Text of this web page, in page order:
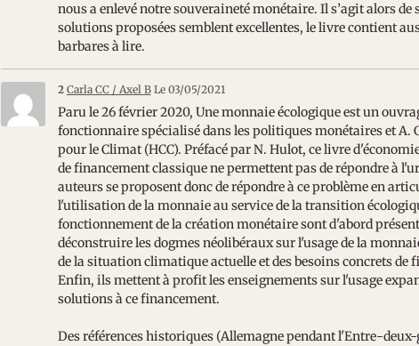
nous a enlevé notre souveraineté monétaire. Il s’agit alors de
solutions proposées semblent excellentes, le livre contient
barbares à lire.
2 Carla CC / Axel B Le 03/05/2021
Paru le 26 février 2020, Une monnaie écologique est un
fonctionnaire spécialisé dans les politiques monétaires et A.
pour le Climat (HCC). Préfacé par N. Hulot, ce livre
de financement classique ne permettent pas de répondre à
auteurs se proposent donc de répondre à ce problème en
l'utilisation de la monnaie au service de la transition
fonctionnement de la création monétaire sont d'abord
déconstruire les dogmes néolibéraux sur l'usage de la
de la situation climatique actuelle et des besoins concrets
Enfin, ils mettent à profit les enseignements sur l'usage
solutions à ce financement.
Des références historiques (Allemagne pendant l'Entre-deux-